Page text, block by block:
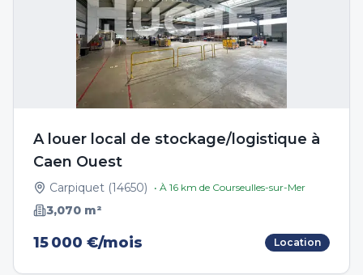
A louer local de stockage/logistique à
Caen Ouest
Carpiquet (14650) • À 16 km de Courseulles-sur-Mer
3,070 m²
15 000 €/mois Location